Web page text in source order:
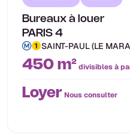
Bureaux à louer
PARIS 4
SAINT-PAUL (LE
450 m²divisibles à
Loyer Nous consulter